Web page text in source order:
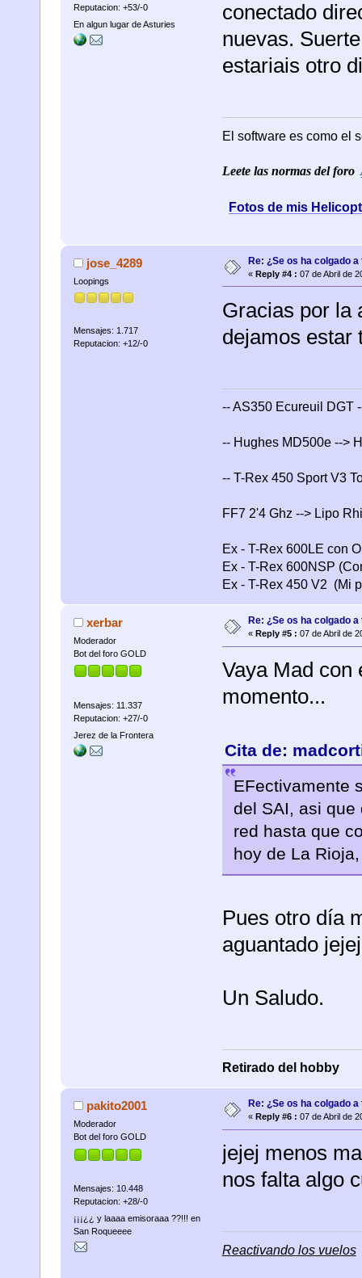
Reputacion: +53/-0
En algun lugar de Asturies
conectado
nuevas.
estariais otro
El software es como el
Leete las normas del foro
Fotos de mis
jose_4289
Loopings
Mensajes: 1.717
Reputacion: +12/-0
Re: ¿Se os ha colgado
« Reply #4 : 07 de Abril de
Gracias por la
dejamos estar
-- AS350 Ecureuil DGT
-- Hughes MD500e -->
-- T-Rex 450 Sport V3
FF7 2'4 Ghz --> Lipo
Ex - T-Rex 600LE con
Ex - T-Rex 600NSP
Ex - T-Rex 450 V2 (Mi
xerbar
Moderador
Bot del foro GOLD
Mensajes: 11.337
Reputacion: +27/-0
Jerez de la Frontera
Re: ¿Se os ha colgado
« Reply #5 : 07 de Abril de
Vaya Mad con
momento...
Cita de:
EFectivamente
del SAI, asi que
red hasta que
hoy de La
Pues otro día
aguantado
Un Saludo.
Retirado del hobby
pakito2001
Moderador
Bot del foro GOLD
Mensajes: 10.448
Reputacion: +28/-0
¡¡¡¿¿ y laaaa emisoraaa ??!!! en
San Roqueeee
Re: ¿Se os ha colgado
« Reply #6 : 07 de Abril de
jejej menos
nos falta algo
Reactivando los vuelos